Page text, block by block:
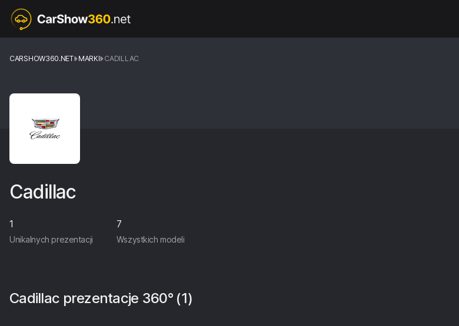
CARSHOW360.NET MARKI CADILLAC
Cadillac
1
Unikalnych prezentacji
7
Wszystkich modeli
Cadillac prezentacje 360° (1)